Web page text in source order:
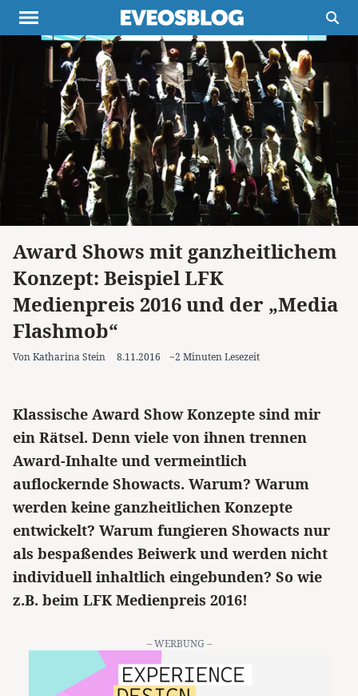
Themen Projekte
Inspiration
Destinationen
Über uns
Werbung
Buchtipps
Newsletter
Award Shows mit ganzheitlichem
Konzept: Beispiel LFK
Medienpreis 2016 und der „Media
Flashmob“
Von Katharina Stein 8.11.2016 ~2 Minuten Lesezeit
Klassische Award Show Konzepte sind mir
ein Rätsel. Denn viele von ihnen trennen
Award-Inhalte und vermeintlich
auflockernde Showacts. Warum? Warum
werden keine ganzheitlichen Konzepte
entwickelt? Warum fungieren Showacts nur
als bespaßendes Beiwerk und werden nicht
individuell inhaltlich eingebunden? So wie
z.B. beim LFK Medienpreis 2016!
– WERBUNG –